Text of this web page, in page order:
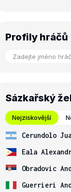
Profily hráčů
Sázkařský
Nejziskovější
Cerundolo
Eala
Obradovic
Guerrieri